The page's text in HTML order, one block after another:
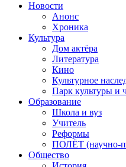
Новости
Анонс
Хроника
Культура
Дом актёра
Литература
Кино
Культурное
Парк культуры и
Образование
Школа и вуз
Учитель
Реформы
ПОЛЁТ (научно-
Общество